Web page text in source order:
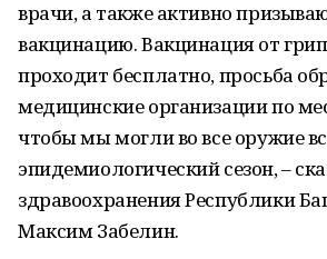
врачи, а также активно
вакцинацию. Вакцинация от
проходит бесплатно, просьба
медицинские организации по
чтобы мы могли во все оружие
эпидемиологический сезон, –
здравоохранения Республики
Максим Забелин.